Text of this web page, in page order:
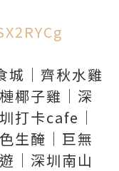
城｜齊秋水雞
椰子雞｜深
打卡cafe｜
生醃｜巨無
｜深圳南山